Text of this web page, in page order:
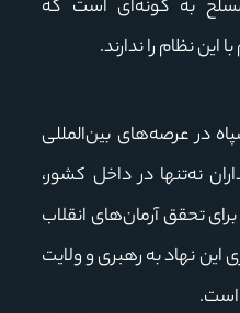
به گونه‌ای است که
نظام را ندارند.
در عرصه‌های بین‌المللی
نه‌تنها در داخل کشور،
تحقق آرمان‌های انقلاب
نهاد به رهبری و ولایت
است.